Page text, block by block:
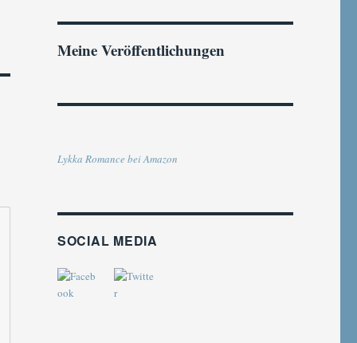
Meine Veröffentlichungen
Lykka Romance bei Amazon
SOCIAL MEDIA